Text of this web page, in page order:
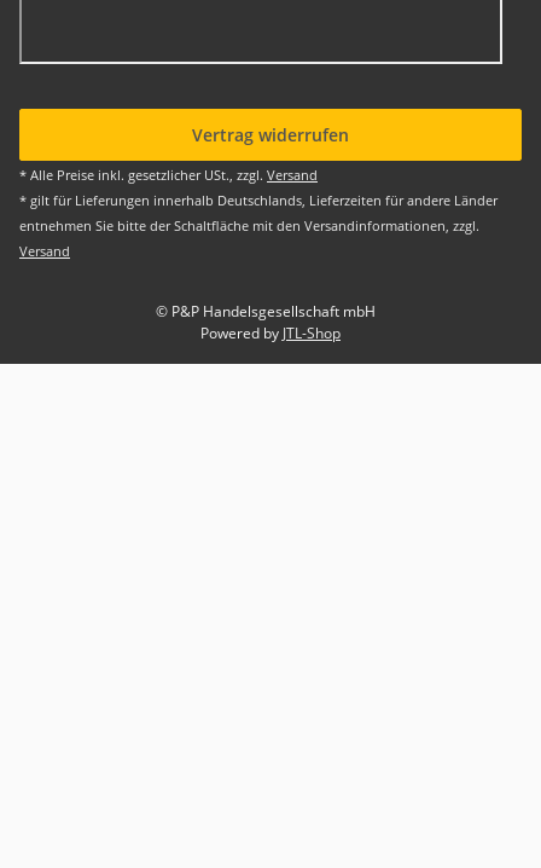
Vertrag widerrufen
* Alle Preise inkl. gesetzlicher USt., zzgl. Versand
* gilt für Lieferungen innerhalb Deutschlands, Lieferzeiten für andere Länder
entnehmen Sie bitte der Schaltfläche mit den Versandinformationen, zzgl.
Versand
© P&P Handelsgesellschaft mbH
Powered by JTL-Shop